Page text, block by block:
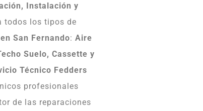
Instalación y
todos los tipos de
San Fernando: Aire
Suelo, Cassette y
Técnico Fedders
profesionales
de las reparaciones